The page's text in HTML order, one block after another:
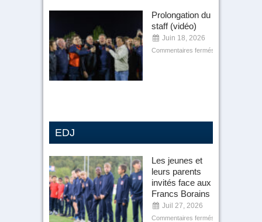
Prolongation du
staff (vidéo)
Juin 18, 2026
Commentaires fermés
EDJ
Les jeunes et
leurs parents
invités face aux
Francs Borains
Juil 27, 2026
Commentaires fermés